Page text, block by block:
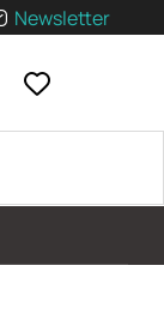
Newsletter